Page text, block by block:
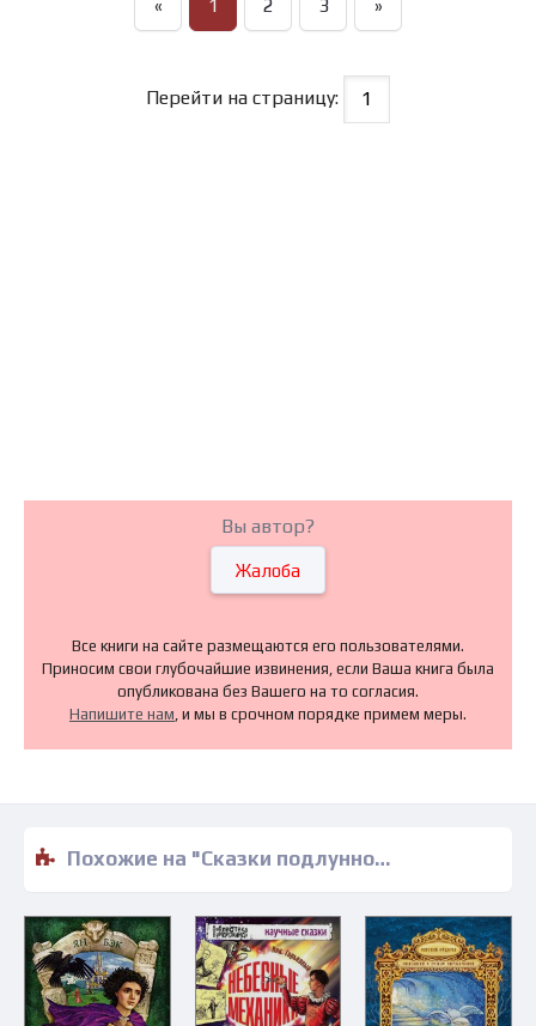
« 1 2 3 »
Перейти на страницу:
Вы автор?
Жалоба
Все книги на сайте размещаются его пользователями.
Приносим свои глубочайшие извинения, если Ваша книга была
опубликована без Вашего на то согласия.
Напишите нам , и мы в срочном порядке примем меры.
Похожие на "Сказки подлунного мира. Легенды и предания, которые помогут лучше понять мир и себя - Йоши Йошитани" книги читать бесплатно полные версии